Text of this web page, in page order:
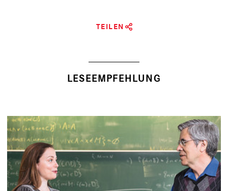
TEILEN
LESEEMPFEHLUNG